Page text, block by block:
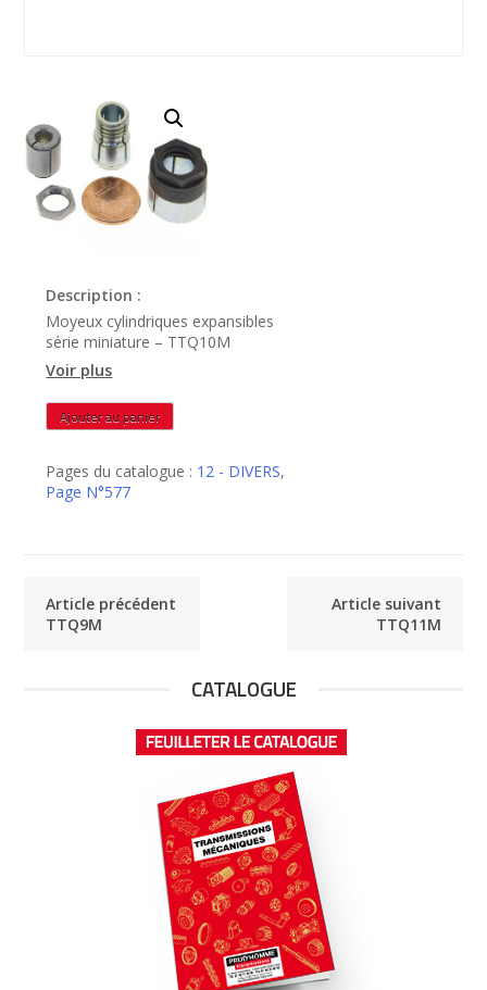
Description :
Moyeux cylindriques expansibles
série miniature – TTQ10M
Voir plus
quantité
de
Ajouter au panier
Pages du catalogue : 12 - DIVERS,
Page N°577
Article précédent
TTQ9M
Article suivant
TTQ11M
CATALOGUE